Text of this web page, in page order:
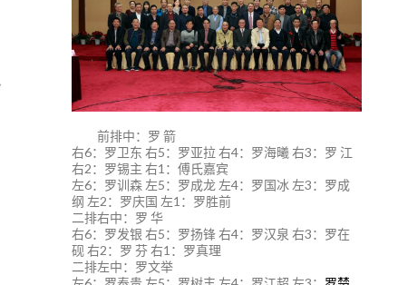
前排中：罗 箭
右6：罗卫东 右5：罗亚拉 右4：罗海曦 右3：罗 江
右2：罗锡主 右1：傅氏嘉宾
左6：罗训森 左5：罗成龙 左4：罗国冰 左3：罗成
纲 左2：罗庆国 左1：罗胜前
二排右中：罗 华
右6：罗发银 右5：罗扬锋 右4：罗汉泉 右3：罗在
砚 右2：罗 芬 右1：罗真理
二排左中：罗文举